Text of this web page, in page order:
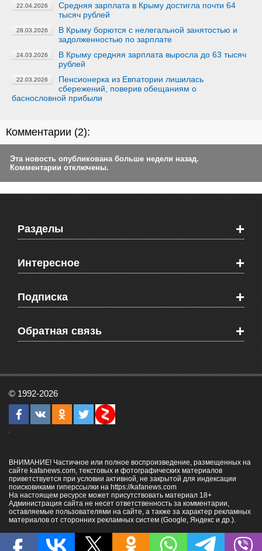
22.04.2026
Средняя зарплата в Крыму достигла почти 64
тысяч рублей
28.03.2026
В Крыму борются с нелегальной занятостью и
задолженностью по зарплате
24.03.2026
В Крыму средняя зарплата выросла до 63 тысяч
рублей
22.03.2026
Пенсионерка из Евпатории лишилась
сбережений, поверив обещаниям о
баснословной прибыли
Комментарии (2):
Эта новость опубликована больше недели назад.
Комментарии отключены.
Разделы +
Новости Феодосии
Новости Крыма
Мировые новости
Объявления
Здоровье
СМС мнения читателей
Интересное +
Видео о Феодосии
Веб-камеры Феодосии
Блоги феодосийцев
Школы Феодосии
Подписка +
Печатная версия газеты "Кафа"
RSS
Обратная связь +
Рекламодателям
Контактная информация
© 1992-2026
ВНИМАНИЕ! Частичное или полное воспроизведение, размещенных на
сайте kafanews.com, текстовых и фотографических материалов
приветствуется при условии активной, не закрытой для индексации
поисковиками гиперссылки на https://kafanews.com
На настоящем ресурсе может присутствовать материал 18+
Администрация сайта не несет ответственность за комментарии,
оставляемые пользователями на сайте, а также за характер рекламных
материалов от сторонних рекламных систем (Google, Яндекс и др.).